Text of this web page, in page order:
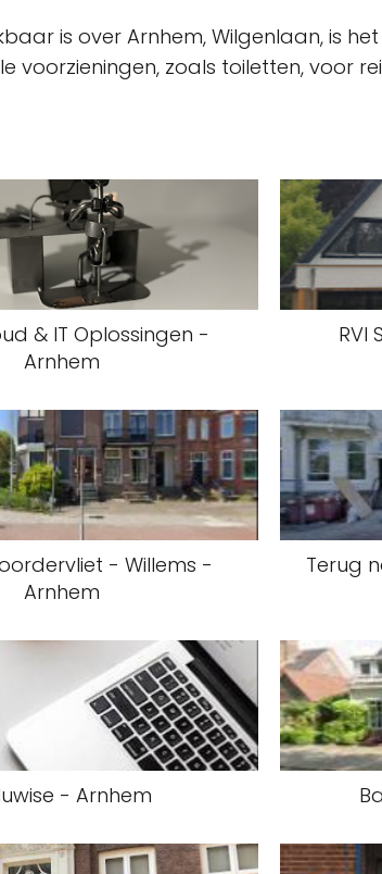
is over Arnhem, Wilgenlaan, is
zoals toiletten, voor
& IT Oplossingen -
Arnhem
RVI
- Willems -
Arnhem
Terug
- Arnhem